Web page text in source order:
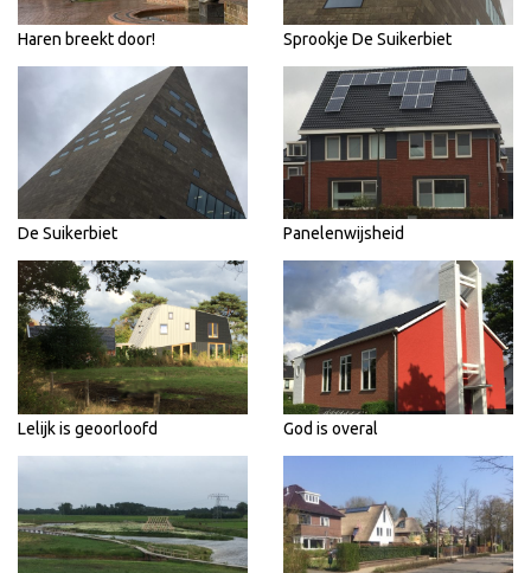
Haren breekt door! Sprookje De Suikerbiet
De Suikerbiet Panelenwijsheid
Lelijk is geoorloofd God is overal